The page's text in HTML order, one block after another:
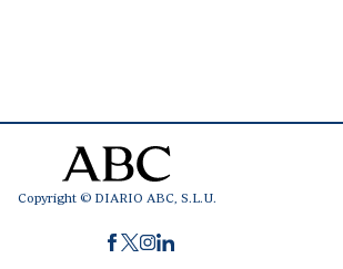
Copyright © DIARIO ABC, S.L.U.